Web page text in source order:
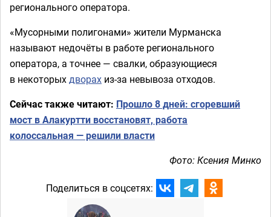
регионального оператора.
«Мусорными полигонами» жители Мурманска
называют недочёты в работе регионального
оператора, а точнее — свалки, образующиеся
в некоторыхдворах из-за невывоза отходов.
Сейчас также читают: Прошло 8 дней: сгоревший
мост в Алакуртти восстановят, работа
колоссальная — решили власти
Фото: Ксения Минко
Поделиться в соцсетях: